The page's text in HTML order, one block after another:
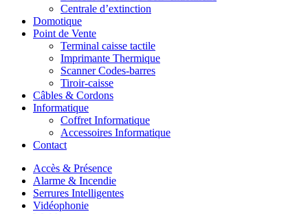
Centrale d’extinction
Domotique
Point de Vente
Terminal caisse tactile
Imprimante Thermique
Scanner Codes-barres
Tiroir-caisse
Câbles & Cordons
Informatique
Coffret Informatique
Accessoires Informatique
Contact
Accès & Présence
Alarme & Incendie
Serrures Intelligentes
Vidéophonie